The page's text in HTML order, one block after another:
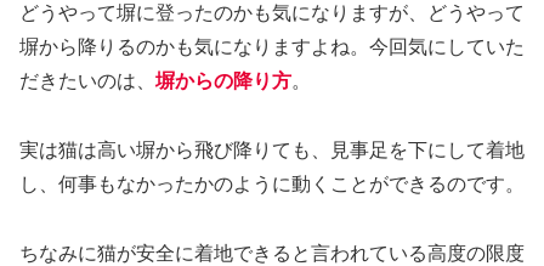
どうやって塀に登ったのかも気になりますが、どうやって
塀から降りるのかも気になりますよね。今回気にしていた
だきたいのは、 塀からの降り方。
実は猫は高い塀から飛び降りても、見事足を下にして着地
し、何事もなかったかのように動くことができるのです。
ちなみに猫が安全に着地できると言われている高度の限度